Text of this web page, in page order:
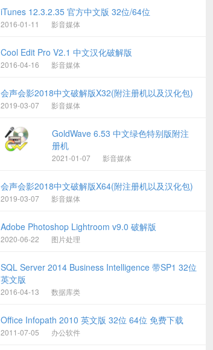
iTunes 12.3.2.35 官方中文版 32位/64位
2016-01-11 影音媒体
Cool Edit Pro V2.1 中文汉化破解版
2016-04-16 影音媒体
会声会影2018中文破解版X32(附注册机以及汉化包)
2019-03-07 影音媒体
GoldWave 6.53 中文绿色特别版附注
册机
2021-01-07 影音媒体
会声会影2018中文破解版X64(附注册机以及汉化包)
2019-03-07 影音媒体
Adobe Photoshop Lightroom v9.0 破解版
2020-06-22 图片处理
SQL Server 2014 Business Intelligence 带SP1 32位
英文版
2016-04-13 数据库类
Office Infopath 2010 英文版 32位 64位 免费下载
2011-07-05 办公软件